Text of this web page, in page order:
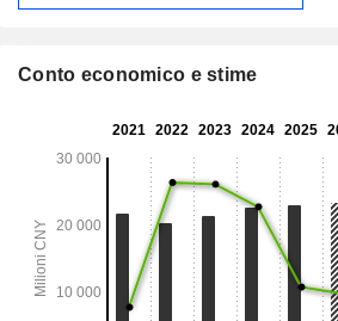
Conto economico e stime